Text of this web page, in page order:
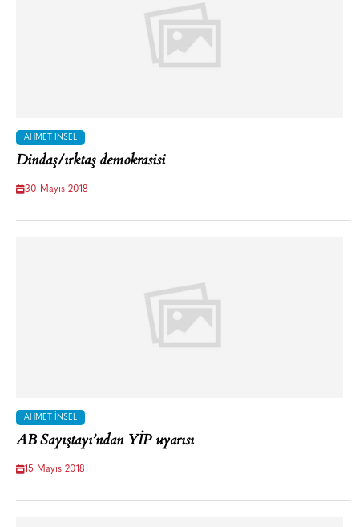
AHMET İNSEL
Dindaş/ırktaş demokrasisi
30 Mayıs 2018
AHMET İNSEL
AB Sayıştayı’ndan YİP uyarısı
15 Mayıs 2018